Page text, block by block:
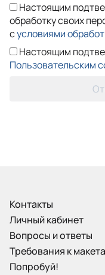
Настоящим
обработку своих
сусловиями
Настоящим
Пользовательским
Контакты
Личный кабинет
Вопросы и ответы
Требования к
Попробуй!